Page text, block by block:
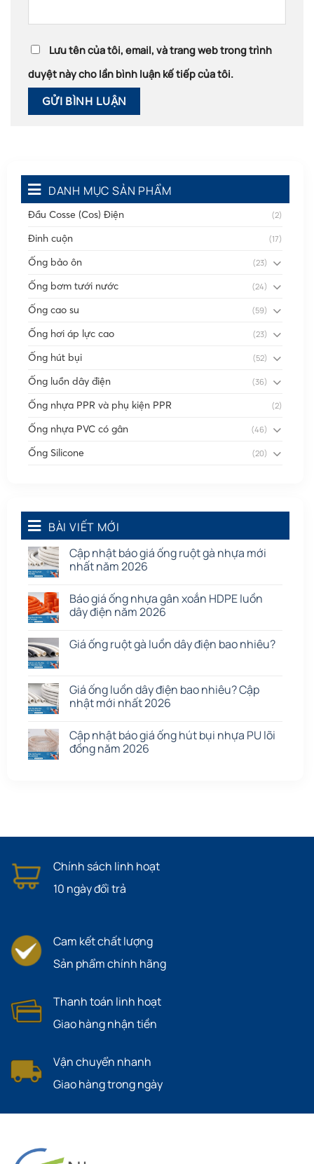
Lưu tên của tôi, email, và trang web trong trình
duyệt này cho lần bình luận kế tiếp của tôi.
DANH MỤC SẢN PHẨM
Đầu Cosse (Cos) Điện (2)
Đinh cuộn (17)
Ống bảo ôn (23)
Ống bơm tưới nước (24)
Ống cao su (59)
Ống hơi áp lực cao (23)
Ống hút bụi (52)
Ống luồn dây điện (36)
Ống nhựa PPR và phụ kiện PPR (2)
Ống nhựa PVC có gân (46)
Ống Silicone (20)
Quạt dân dụng
Tấm cao su
BÀI VIẾT MỚI
Cập nhật báo giá ống ruột gà nhựa mới
nhất năm 2026
Báo giá ống nhựa gân xoắn HDPE luồn
dây điện năm 2026
Giá ống ruột gà luồn dây điện bao nhiêu?
Giá ống luồn dây điện bao nhiêu? Cập
nhật mới nhất 2026
Cập nhật báo giá ống hút bụi nhựa PU lõi
đồng năm 2026
Chính sách linh hoạt
10 ngày đổi trả
Cam kết chất lượng
Sản phẩm chính hãng
Thanh toán linh hoạt
Giao hàng nhận tiền
Vận chuyển nhanh
Giao hàng trong ngày